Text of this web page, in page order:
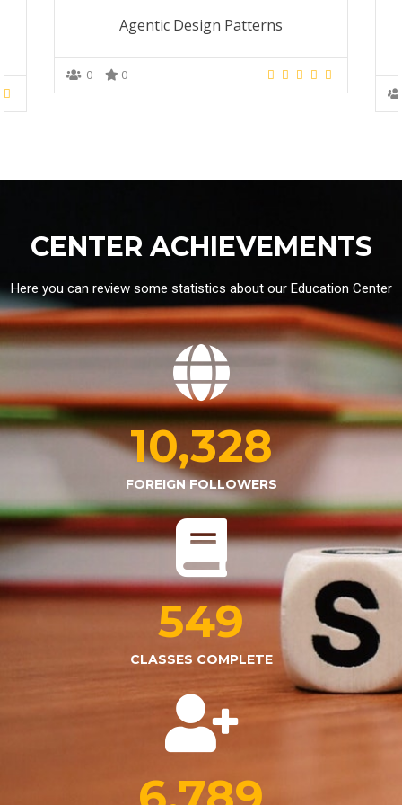
Agentic Design Patterns
0 0
CENTER ACHIEVEMENTS
Here you can review some statistics about our Education Center
FOREIGN FOLLOWERS
10,328
CLASSES COMPLETE
549